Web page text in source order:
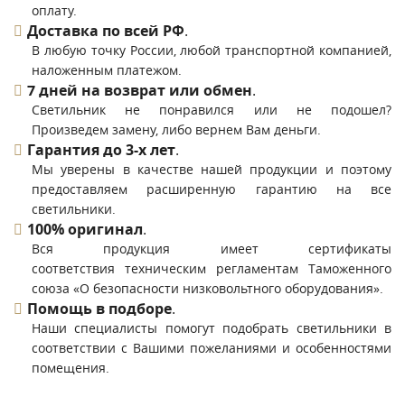
оплату.
Доставка по всей РФ.
В любую точку России, любой транспортной компанией,
наложенным платежом.
7 дней на возврат или обмен.
Светильник не понравился или не подошел?
Произведем замену, либо вернем Вам деньги.
Гарантия до 3-х лет.
Мы уверены в качестве нашей продукции и поэтому
предоставляем расширенную гарантию на все
светильники.
100% оригинал.
Вся продукция имеет сертификаты
соответствия техническим регламентам Таможенного
союза «О безопасности низковольтного оборудования».
Помощь в подборе.
Наши специалисты помогут подобрать светильники в
соответствии с Вашими пожеланиями и особенностями
помещения.